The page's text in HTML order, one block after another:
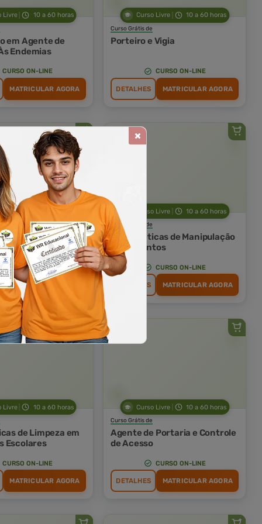
Livre 10 a 60 horas
em Agente de
Endemias
CURSO ON-LINE
MATRICULAR AGORA
Curso Livre 10 a 60 horas
Curso Grátis de
Porteiro e Vigia
CURSO ON-LINE
DETALHES MATRICULAR AGORA
Livre 10 a 60 horas
de Produtos
CURSO ON-LINE
MATRICULAR AGORA
Curso Livre 10 a 60 horas
Curso Grátis de
Boas Práticas de Manipulação
de Alimentos
CURSO ON-LINE
DETALHES MATRICULAR AGORA
Livre 10 a 60 horas
de Limpeza em
Escolares
CURSO ON-LINE
MATRICULAR AGORA
Curso Livre 10 a 60 horas
Curso Grátis de
Agente de Portaria e Controle
de Acesso
CURSO ON-LINE
DETALHES MATRICULAR AGORA